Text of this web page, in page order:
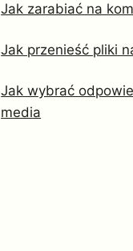
Jak zarabiać na
Jak przenieść pliki
Jak wybrać
media